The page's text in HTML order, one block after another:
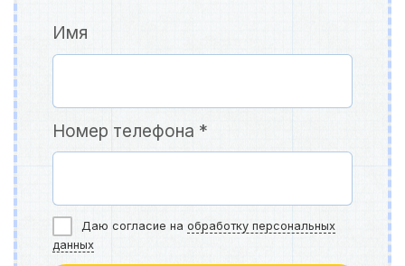
Имя
Номер телефона *
Даю согласие на обработку персональных
данных